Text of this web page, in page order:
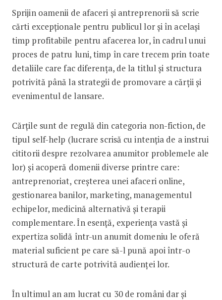
Sprijin oamenii de afaceri și antreprenorii să scrie
cărti excepționale pentru publicul lor și în același
timp profitabile pentru afacerea lor, în cadrul unui
proces de patru luni, timp în care trecem prin toate
detaliile care fac diferența, de la titlul și structura
potrivită până la strategii de promovare a cărții și
evenimentul de lansare.
Cărțile sunt de regulă din categoria non-fiction, de
tipul self-help (lucrare scrisă cu intenția de a instrui
cititorii despre rezolvarea anumitor problemele ale
lor) și acoperă domenii diverse printre care:
antreprenoriat, creșterea unei afaceri online,
gestionarea banilor, marketing, managementul
echipelor, medicină alternativă și terapii
complementare. În esență, experiența vastă și
expertiza solidă într-un anumit domeniu le oferă
material suficient pe care să-l pună apoi într-o
structură de carte potrivită audienței lor.
În ultimul an am lucrat cu 30 de români dar și